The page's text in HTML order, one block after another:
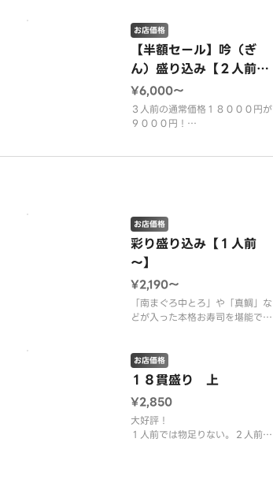
【半額セール】吟（ぎ
ん）盛り込み【２人前・
３人前】
お店価格
¥6,000〜
３人前の通常価格１８０００円が
９０００円！
艦」など食卓を華やかに彩る逸品
です。
【内容】南まぐろ大とろ・殻付き
ずわいがに・
彩り盛り込み【１人前
～】
お店価格
¥2,190〜
「南まぐろ中とろ」や「真鯛」な
どが入った本格お寿司を堪能でき
【内容】南まぐろ中とろ・まぐろ
赤身・ねぎとろ・サーモン・炙り
サーモン・いくら・いかしそ・真
鯛・柚子ふり穴子・海老（１人前
１０貫）
１８貫盛り 上
お店価格
¥2,850
大好評！
１人前では物足りない。２人前で